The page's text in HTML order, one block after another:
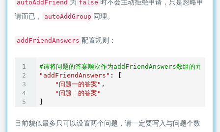
autoAddFriend 为 false 时不会主动拒绝申请，只是忽略申
请而已，
autoAddGroup 同理。
addFriendAnswers 配置规则：
#请将问题的答案顺次作为addFriendAnswers数组的元素写
"addFriendAnswers" : [
"问题一的答案" ,
"问题二的答案"
目前貌似最多只可以设置两个问题，请一定要写入与问题个数